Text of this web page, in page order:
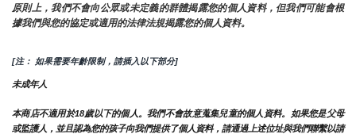
原則上，我們不會向公眾或未定義的群體揭露您的個人資料，但我們可能會根
據我們與您的協定或適用的法律法規揭露您的個人資料。
[注： 如果需要年齡限制，請插入以下部分]
未成年人
本商店不適用於18歲以下的個人。我們不會故意蒐集兒童的個人資料。如果您是父母
或監護人，並且認為您的孩子向我們提供了個人資料，請通過上述位址與我們聯繫以請